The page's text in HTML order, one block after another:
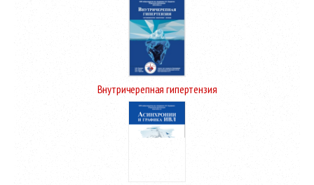
Внутричерепная гипертензия